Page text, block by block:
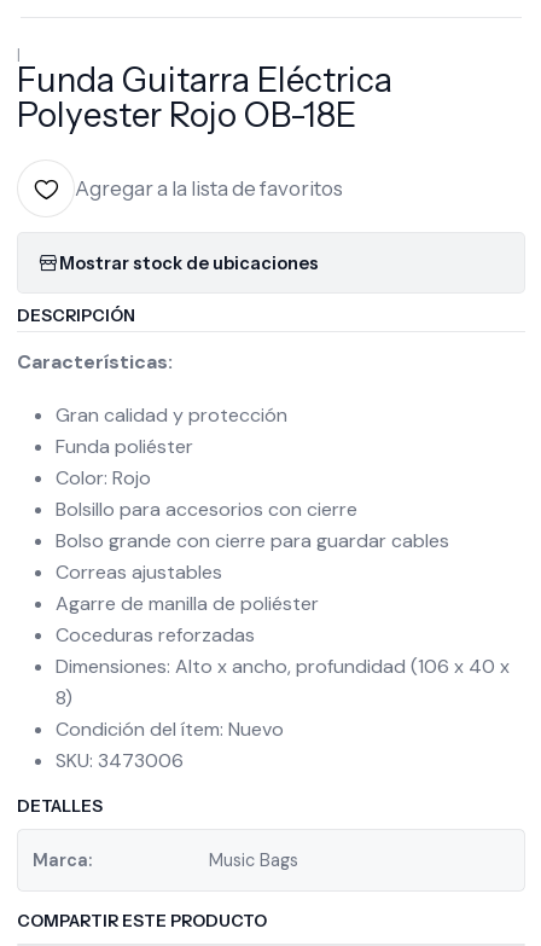
|
Funda Guitarra Eléctrica
Polyester Rojo OB-18E
Agregar a la lista de favoritos
Mostrar stock de ubicaciones
DESCRIPCIÓN
Características:
Gran calidad y protección
Funda poliéster
Color: Rojo
Bolsillo para accesorios con cierre
Bolso grande con cierre para guardar cables
Correas ajustables
Agarre de manilla de poliéster
Coceduras reforzadas
Dimensiones: Alto x ancho, profundidad (106 x 40 x
8)
Condición del ítem: Nuevo
SKU: 3473006
DETALLES
Marca: Music Bags
COMPARTIR ESTE PRODUCTO